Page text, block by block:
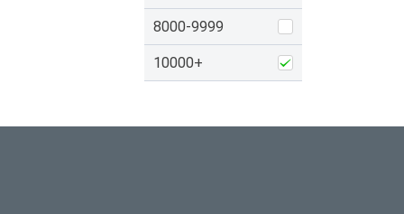
8000-9999
10000+